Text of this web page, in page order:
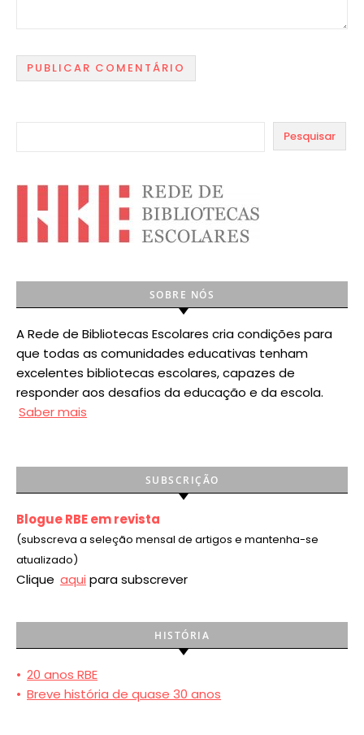
Pesquisar
SOBRE NÓS
A Rede de Bibliotecas Escolares cria condições para
que todas as comunidades educativas tenham
excelentes bibliotecas escolares, capazes de
responder aos desafios da educação e da escola.
Saber mais
SUBSCRIÇÃO
Blogue RBE em revista
(subscreva a seleção mensal de artigos e mantenha-se
atualizado)
Clique aqui para subscrever
HISTÓRIA
• 20 anos RBE
• Breve história de quase 30 anos